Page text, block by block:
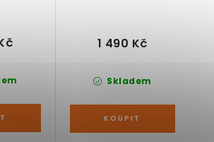
Skladem
1 490 Kč